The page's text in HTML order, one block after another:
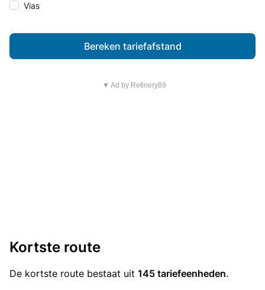
Vias
Bereken tariefafstand
▼ Ad by Refinery89
Kortste route
De kortste route bestaat uit 145 tariefeenheden.